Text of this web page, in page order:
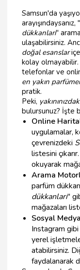
Samsun'da
arayışındaysanız, "
dükkanları"
ulaşabilirsiniz.
doğal esanslar
kolay olmayabilir.
telefonlar ve
en yakın
pratik.
Peki,
bulursunuz? İşte
Online
uygulamalar,
çevrenizdeki
listesini
okuyarak
Arama
parfüm
dükkanları"
mağazaları
Sosyal
Instagram
yerel
atabilirsiniz.
faydalanarak